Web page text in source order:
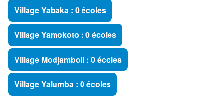
Village Yabaka : 0 écoles
Village Yamokoto : 0 écoles
Village Modjamboli : 0 écoles
Village Yalumba : 0 écoles